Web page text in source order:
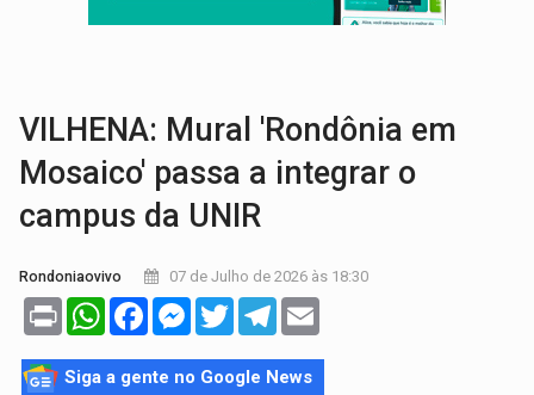
Colisão entre caminhão e carro deixa quatro mortos e um em
VILHENA: Mural 'Rondônia em
Mosaico' passa a integrar o
campus da UNIR
Rondoniaovivo 07 de Julho de 2026 às 18:30
Print WhatsAppFacebookMessenger
TwitterTelegram
Siga a gente no Google News